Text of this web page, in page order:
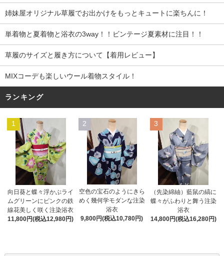
姉妹屋オリジナル草履でお出かけをもっとキュートに楽ちんに！
単着物と夏着物と浴衣の3way！！ビンテージ夏素材に注目！！
草履のサイズと履き方について【着用レビュー】
MIXコーデも楽しいウール着物スタイル！
ランキング
1
向日葵と蝶々浮かぶライ
ムグリーンにピンクの鉄
線花美しく咲く注染浴衣
11,800円(税込12,980円)
2
空色の宝石のようにきら
めく幾何学モダンな注染
浴衣
9,800円(税込10,780円)
3
（先染綿紬）藍鼠の縞に
蝶々がふわりと舞う注染
浴衣
14,800円(税込16,280円)